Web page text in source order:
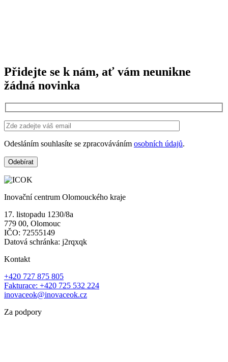
Přidejte se k nám, ať vám neunikne
žádná novinka
Odesláním souhlasíte se zpracováváním osobních údajů.
Inovační centrum Olomouckého kraje
17. listopadu 1230/8a
779 00, Olomouc
IČO: 72555149
Datová schránka: j2rqxqk
Kontakt
+420 727 875 805
Fakturace: +420 725 532 224
inovaceok@inovaceok.cz
Za podpory